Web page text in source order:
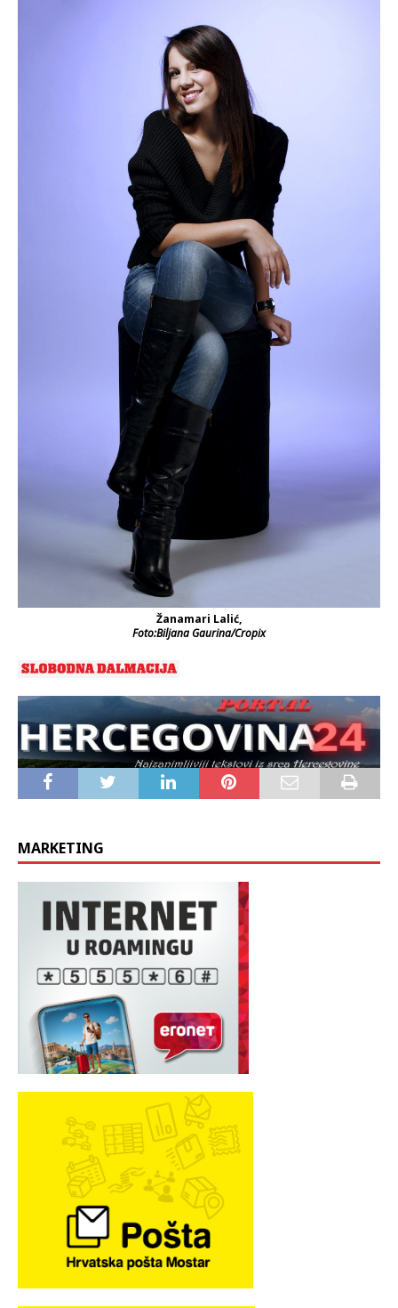
Žanamari Lalić,
Foto:Biljana Gaurina/Cropix
MARKETING